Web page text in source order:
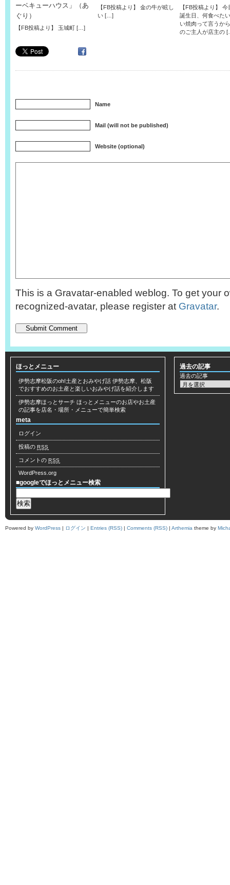
ーベキューハウス」（あ
ぐり）
【FB投稿より】 玉城町 […]
【FB投稿より】 金の牛が眩し
い […]
【FB投稿より】
誕生日、何食べた
い焼肉って言うか
のご主人が店主の
Name
Mail (will not be published)
Website (optional)
This is a Gravatar-enabled weblog. To get your
recognized-avatar, please register at Gravatar.
ほっとメニュー
伊勢志摩松阪のoh!土産とおみやげ話 伊勢志摩、松阪
でおすすめのお土産と楽しいおみやげ話を紹介します
伊勢志摩ほっとサーチ ほっとメニューのお店やお土産
の記事を店名・場所・メニューで簡単検索
meta
ログイン
投稿の RSS
コメントの RSS
WordPress.org
■googleでほっとメニュー検索
過去の記事
過去の記事
Powered by WordPress | ログイン | Entries (RSS) | Comments (RSS) | Arthemia theme by